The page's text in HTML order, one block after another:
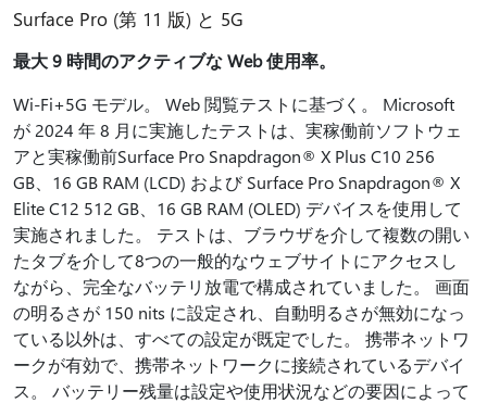
Surface Pro (第 11 版) と 5G
最大 9 時間のアクティブな Web 使用率。
Wi-Fi+5G モデル。 Web 閲覧テストに基づく。 Microsoft
が 2024 年 8 月に実施したテストは、実稼働前ソフトウェ
アと実稼働前Surface Pro Snapdragon® X Plus C10 256
GB、16 GB RAM (LCD) および Surface Pro Snapdragon® X
Elite C12 512 GB、16 GB RAM (OLED) デバイスを使用して
実施されました。 テストは、ブラウザを介して複数の開い
たタブを介して8つの一般的なウェブサイトにアクセスし
ながら、完全なバッテリ放電で構成されていました。 画面
の明るさが 150 nits に設定され、自動明るさが無効になっ
ている以外は、すべての設定が既定でした。 携帯ネットワ
ークが有効で、携帯ネットワークに接続されているデバイ
ス。 バッテリー残量は設定や使用状況などの要因によって